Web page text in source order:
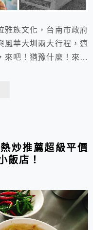
雅族文化，台南市政府
風華大圳兩大行程，適
來吧！猶豫什麼！來參
炒推薦超級平價
飯店！